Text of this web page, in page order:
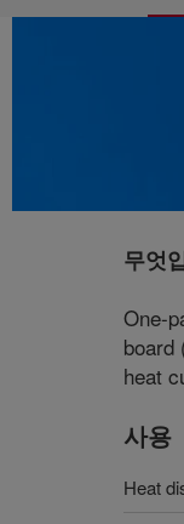
무엇
One-
board
heat
사용
Heat